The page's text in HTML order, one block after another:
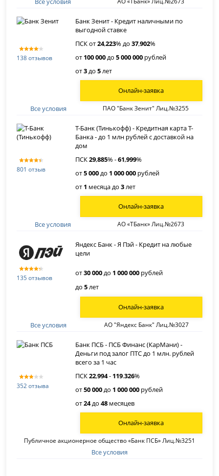
138 отзывов
Банк Зенит - Кредит наличными по
выгодной ставке
ПСК от24,223% до37,902%
от 100 000до5 000 000 рублей
от3до5лет
Все условия ПАО "Банк Зенит" Лиц.№3255
Онлайн-заявка
801 отзыв
Т-Банк (Тинькофф) - Кредитная карта Т-
Банка - до 1 млн рублей с доставкой на
дом
ПСК29,885% -61,999%
от5 000до 1 000 000 рублей
от 1 месяца до3лет
Все условия АО «ТБанк» Лиц.№2673
Онлайн-заявка
135 отзывов
Яндекс Банк - Я Пэй - Кредит на любые
цели
от30 000до 1 000 000 рублей
до5лет
Все условия АО "Яндекс Банк" Лиц.№3027
Онлайн-заявка
352 отзыва
Банк ПСБ - ПСБ Финанс (КарМани) -
Деньги под залог ПТС до 1 млн. рублей
всего за 1 час
ПСК22,994- 119.326%
от50 000до 1 000 000 рублей
от24до48 месяцев
Все условия
Публичное акционерное общество «Банк ПСБ» Лиц.№3251
Онлайн-заявка